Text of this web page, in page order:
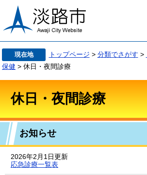
現在地 トップページ > 分類でさがす >
保健 > 休日・夜間診療
休日・夜間診療
お知らせ
2026年2月1日更新
応急診療一覧表